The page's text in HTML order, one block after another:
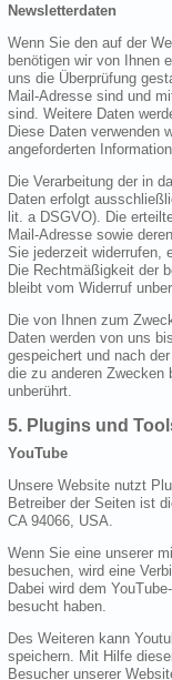
Newsletterdaten
Wenn Sie den auf der
benötigen wir von Ihnen
uns die Überprüfung
Mail-Adresse sind und
sind. Weitere Daten
Diese Daten verwenden
angeforderten
Die Verarbeitung der in
Daten erfolgt
lit. a DSGVO). Die
Mail-Adresse sowie
Sie jederzeit widerrufen,
Die Rechtmäßigkeit der
bleibt vom Widerruf
Die von Ihnen zum
Daten werden von uns
gespeichert und nach
die zu anderen Zwecken
unberührt.
5. Plugins und
YouTube
Unsere Website nutzt
Betreiber der Seiten ist
CA 94066, USA.
Wenn Sie eine unserer
besuchen, wird eine
Dabei wird dem
besucht haben.
Des Weiteren kann
speichern. Mit Hilfe
Besucher unserer